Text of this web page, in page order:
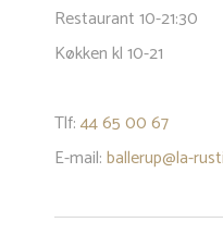
Restaurant 10-21:30
Køkken kl 10-21
Tlf:44 65 00 67
E-mail:ballerup@la-